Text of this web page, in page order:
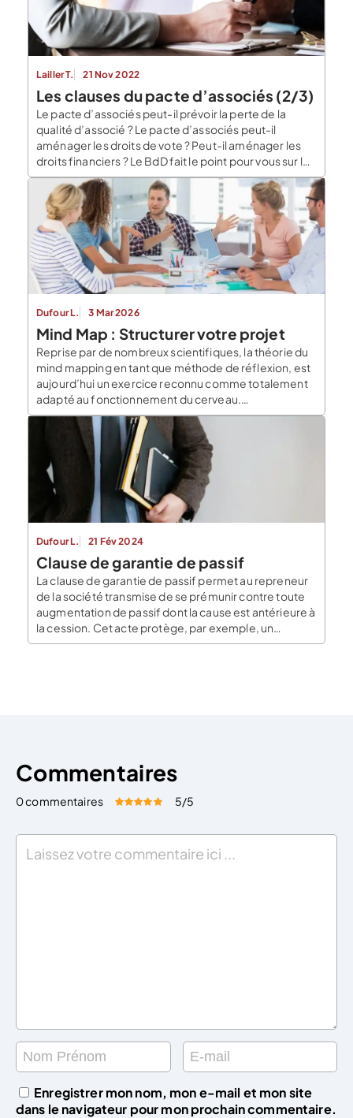
Lailler T. 21 Nov 2022
Les clauses du pacte d’associés (2/3)
Le pacte d’associés peut-il prévoir la perte de la
qualité d’associé ? Le pacte d’associés peut-il
aménager les droits de vote ? Peut-il aménager les
droits financiers ? Le BdD fait le point pour vous sur les
clauses du pacte d’associés relatives à la situation
des associés. La clause de tontine Par principe, dans
une société […]
Dufour L. 3 Mar 2026
Mind Map : Structurer votre projet
Reprise par de nombreux scientifiques, la théorie du
mind mapping en tant que méthode de réflexion, est
aujourd’hui un exercice reconnu comme totalement
adapté au fonctionnement du cerveau.
Contrairement à d’autres méthodes, le mind
mapping stimulerait l’ensemble de nos capacités
cognitives, comme la rêverie, l’imagination, la
logique, mais aussi la faculté d’obtenir une vision
globale des […]
Dufour L. 21 Fév 2024
Clause de garantie de passif
La clause de garantie de passif permet au repreneur
de la société transmise de se prémunir contre toute
augmentation de passif dont la cause est antérieure à
la cession. Cet acte protège, par exemple, un
repreneur contre des dettes non comptabilisées ou
Commentaires
0 commentaires Évaluez cet article:
5/5
Enregistrer mon nom, mon e-mail et mon site
dans le navigateur pour mon prochain commentaire.